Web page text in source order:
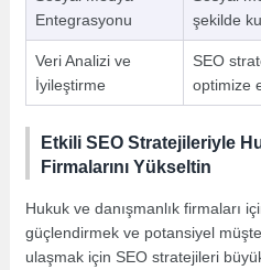
Entegrasyonu
şekilde
Veri Analizi ve
İyileştirme
SEO
optimize
Etkili SEO Stratejileriyle
Firmalarını Yükseltin
Hukuk ve danışmanlık firmaları
güçlendirmek ve potansiyel
ulaşmak için SEO stratejileri